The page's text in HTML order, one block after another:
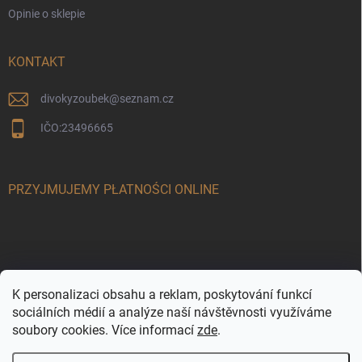
K personalizaci obsahu a reklam, poskytování funkcí
sociálních médií a analýze naší návštěvnosti využíváme
soubory cookies. Více informací zde.
Opinie o sklepie
KONTAKT
divokyzoubek@seznam.cz
IČO:23496665
PRZYJMUJEMY PŁATNOŚCI ONLINE